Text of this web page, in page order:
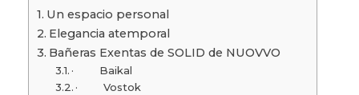
Un espacio personal
Elegancia atemporal
Bañeras Exentas de SOLID de NUOVVO
· Baikal
· Vostok